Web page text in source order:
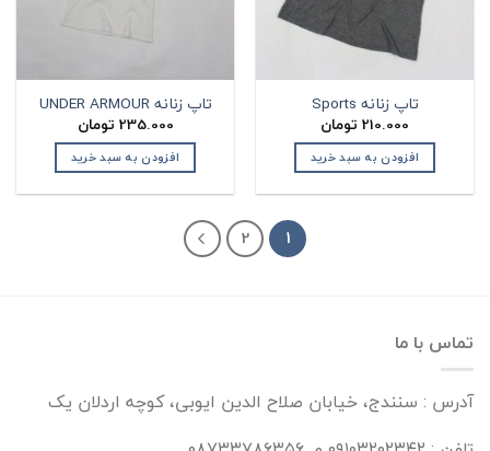
تاپ زنانه Sports
210.000 تومان
افزودن به سبد خرید
تاپ زنانه UNDER ARMOUR
235.000 تومان
افزودن به سبد خرید
1
2
تماس با ما
آدرس : سنندج، خیابان صلاح الدین ایوبی، کوچه اردلان یک